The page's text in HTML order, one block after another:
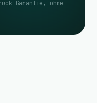
Garantie, ohne